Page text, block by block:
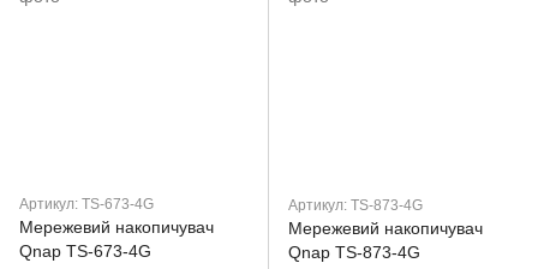
Артикул: TS-673-4G
Мережевий накопичувач
Qnap TS-673-4G
Артикул: TS-873-4G
Мережевий накопичувач
Qnap TS-873-4G